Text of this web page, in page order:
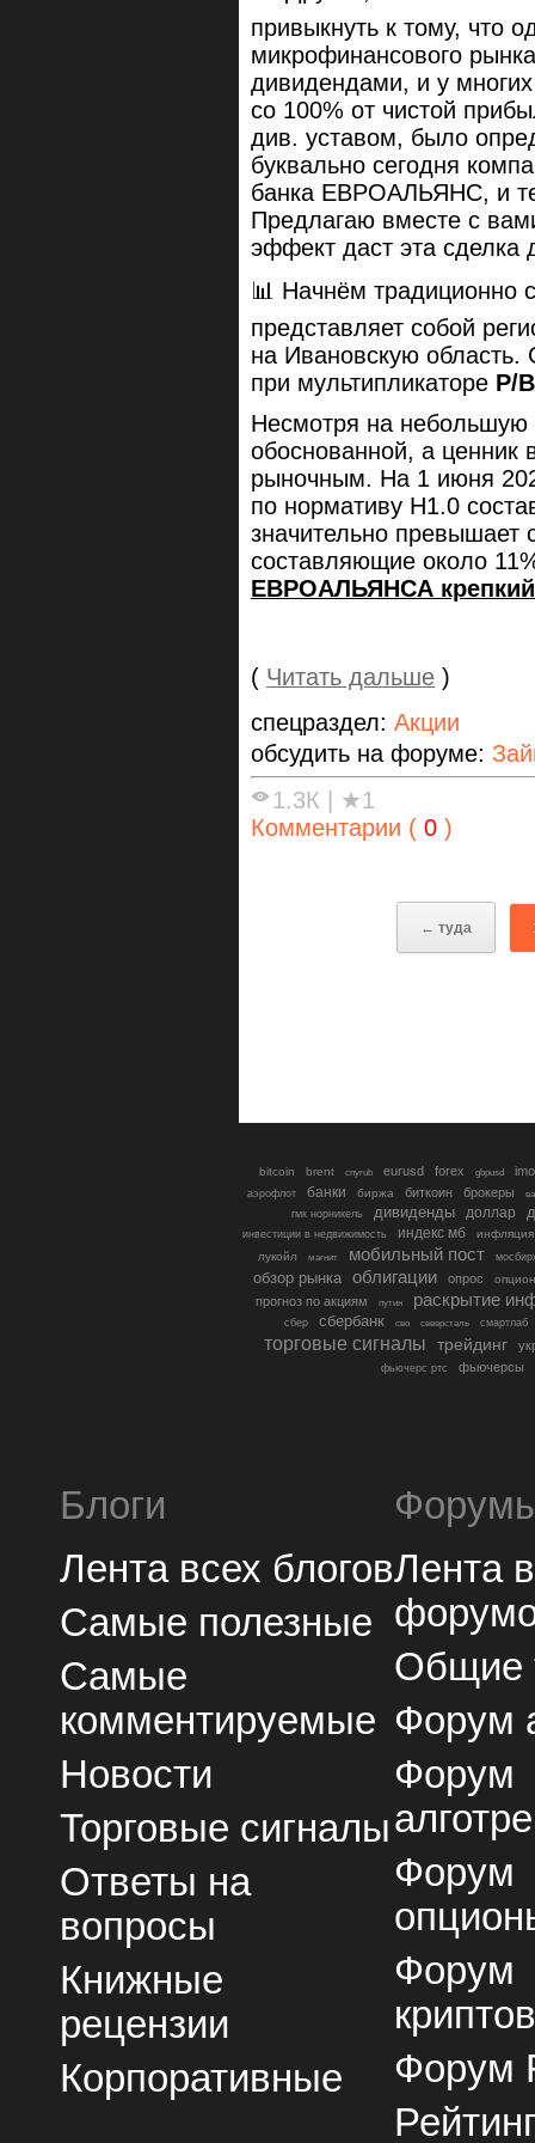
привыкнуть к тому, что
микрофинансового
дивидендами, и у
со 100% от чистой
див. уставом, было
буквально сегодня
банка ЕВРОАЛЬЯНС, и
Предлагаю вместе с
эффект даст эта сделка
📊 Начнём
представляет собой
на Ивановскую
при мультипликаторе P/
Несмотря на небольшую
обоснованной, а ценник
рыночным. На 1 июня
по нормативу Н1.0
значительно превышает
составляющие около
ЕВРОАЛЬЯНСА
( Читать дальше )
спецраздел: Акции
обсудить на форуме:
1.3К
★1
Комментарии ( 0 )
← туда
bitcoin brent cnyrub eurusd forex gbpusd
аэрофлот банки биржа биткоин брокеры
гмк норникель
дивиденды доллар
инвестиции в недвижимость индекс мб
инфляция
лукойл
магнит мобильный пост
обзор рынка облигации опрос
прогноз по акциям путин раскрытие
сбер сбербанк сво северсталь смартлаб
торговые сигналы трейдинг
фьючерс ртс фьючерсы
Блоги
Лента всех блогов
Самые полезные
Самые
комментируемые
Новости
Торговые сигналы
Ответы на
вопросы
Книжные
рецензии
Корпоративные
Лента
Общие
Форум
Форум
Форум
Форум
Форум